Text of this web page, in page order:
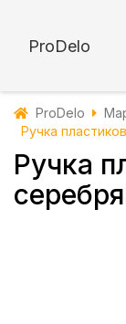
ProDelo
ProDelo
Ручка
Ручка